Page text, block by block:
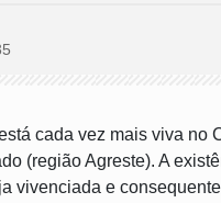
cada vez mais viva no
(região Agreste). A
e